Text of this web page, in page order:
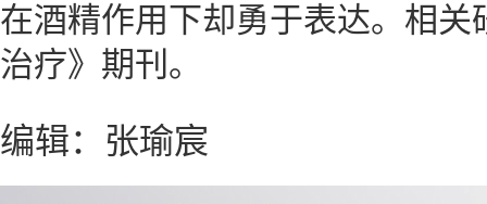
在酒精作用下却勇于表达。相
治疗》期刊。
编辑：张瑜宸